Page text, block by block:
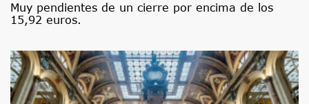
Muy pendientes de un cierre por encima de los
15,92 euros.